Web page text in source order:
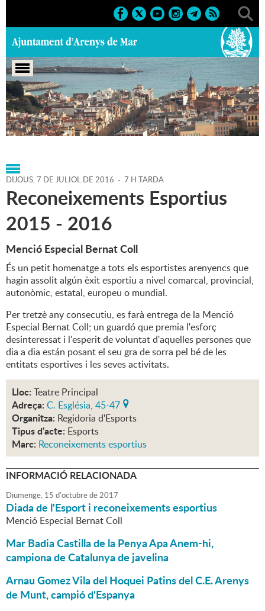
Portada > Agenda > 07-07-
2016 > Marcs > Esportius > Reconeixements esportius
DIJOUS,7 DE JULIOL DE 2016 - 7 H TARDA
Reconeixements Esportius
2015 - 2016
Menció Especial Bernat Coll
És un petit homenatge a tots els esportistes arenyencs que
hagin assolit algún èxit esportiu a nivel comarcal, provincial,
autonòmic, estatal, europeu o mundial.
Per tretzè any consecutiu, es farà entrega de la Menció
Especial Bernat Coll; un guardó que premia l'esforç
desinteressat i l'esperit de voluntat d'aquelles persones que
dia a dia están posant el seu gra de sorra pel bé de les
entitats esportives i les seves activitats.
Lloc: Teatre Principal
Adreça: C. Església, 45-47
Organitza: Regidoria d'Esports
Tipus d'acte: Esports
Marc: Reconeixements esportius
INFORMACIÓ RELACIONADA
Diumenge, 15 d'octubrede2017
Diada de l'Esport i reconeixements esportius
Menció Especial Bernat Coll
Mar Badia Castilla de la Penya Apa Anem-hi,
campiona de Catalunya de javelina
Arnau Gomez Vila del Hoquei Patins del C.E. Arenys
de Munt, campió d'Espanya